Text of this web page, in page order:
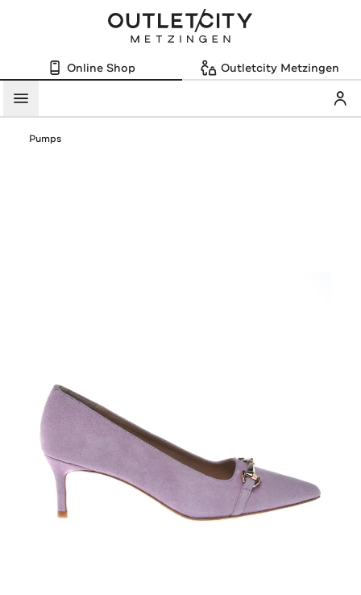
Online Shop Outletcity Metzingen
Menü
Pumps